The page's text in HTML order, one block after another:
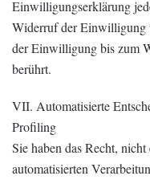
Einwilligungserklärung
Widerruf der Einwilligung
der Einwilligung bis zum
berührt.
VII. Automatisierte
Profiling
Sie haben das Recht,
automatisierten